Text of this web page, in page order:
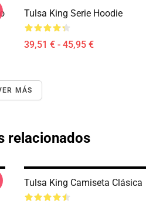
Tulsa King Serie Hoodie
39,51 € - 45,95 €
MÁS
relacionados
Tulsa King Camiseta Clásica